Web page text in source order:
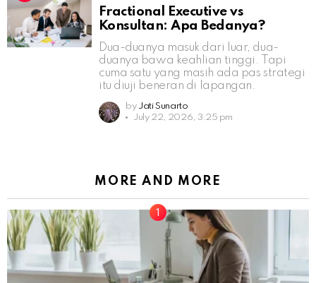
Fractional Executive vs
Konsultan: Apa Bedanya?
Dua-duanya masuk dari luar, dua-
duanya bawa keahlian tinggi. Tapi
cuma satu yang masih ada pas strategi
itu diuji beneran di lapangan.
by Jati Sunarto
July 22, 2026, 3:25 pm
MORE AND MORE